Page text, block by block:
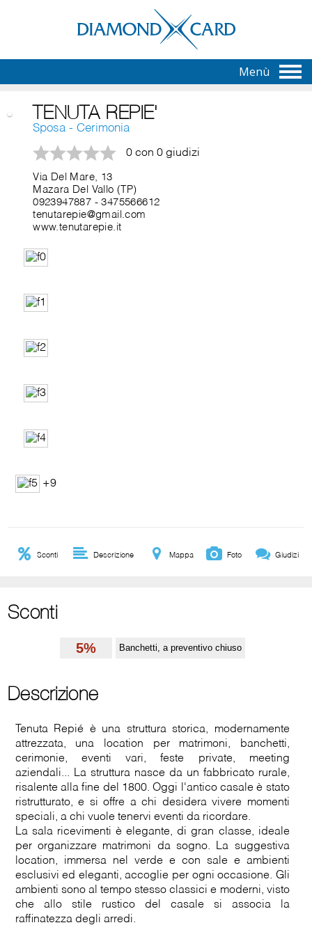
Menù
TENUTA REPIE'
Sposa - Cerimonia
0 con 0 giudizi
Via Del Mare, 13
Mazara Del Vallo (TP)
0923947887 -3475566612
tenutarepie@gmail.com
www.tenutarepie.it
+9
Sconti Descrizione Mappa Foto Giudizi
Sconti
5% Banchetti, a preventivo chiuso
Descrizione
Tenuta Repié è una struttura storica, modernamente
attrezzata, una location per matrimoni, banchetti,
cerimonie, eventi vari, feste private, meeting
aziendali... La struttura nasce da un fabbricato rurale,
risalente alla fine del 1800. Oggi l'antico casale è stato
ristrutturato, e si offre a chi desidera vivere momenti
speciali, a chi vuole tenervi eventi da ricordare.
La sala ricevimenti è elegante, di gran classe, ideale
per organizzare matrimoni da sogno. La suggestiva
location, immersa nel verde e con sale e ambienti
esclusivi ed eleganti, accoglie per ogni occasione. Gli
ambienti sono al tempo stesso classici e moderni, visto
che allo stile rustico del casale si associa la
raffinatezza degli arredi.